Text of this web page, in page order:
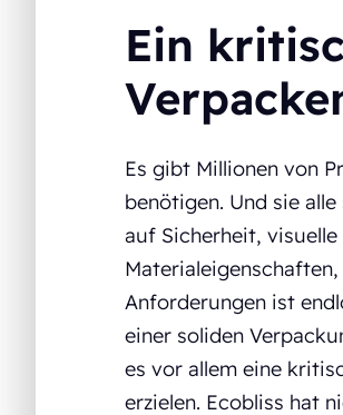
Ein
Es gibt Millionen von
benötigen. Und sie
auf Sicherheit,
Anforderungen ist
einer soliden
es vor allem eine
erzielen. Ecobliss hat